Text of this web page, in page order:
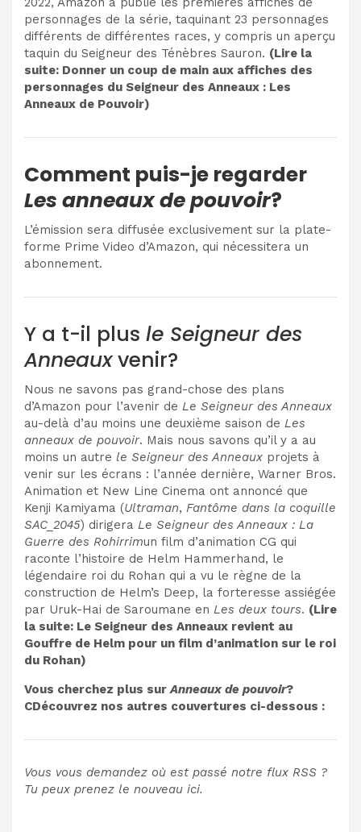
personnages de la série, taquinant 23 personnages
différents de différentes races, y compris un aperçu
taquin du Seigneur des Ténèbres Sauron. (Lire la
suite: Donner un coup de main aux affiches des
personnages du Seigneur des Anneaux : Les
Anneaux de Pouvoir)
Comment puis-je regarder
Les anneaux de pouvoir?
L’émission sera diffusée exclusivement sur la plate-
forme Prime Video d’Amazon, qui nécessitera un
abonnement.
Y a t-il plus le Seigneur des
Anneauxvenir?
Nous ne savons pas grand-chose des plans
d’Amazon pour l’avenir de Le Seigneur des Anneaux
au-delà d’au moins une deuxième saison de Les
anneaux de pouvoir. Mais nous savons qu’il y a au
moins un autre le Seigneur des Anneaux projets à
venir sur les écrans : l’année dernière, Warner Bros.
Animation et New Line Cinema ont annoncé que
Kenji Kamiyama (Ultraman, Fantôme dans la coquille
SAC_2045) dirigera Le Seigneur des Anneaux : La
Guerre des Rohirrimun film d’animation CG qui
raconte l’histoire de Helm Hammerhand, le
légendaire roi du Rohan qui a vu le règne de la
construction de Helm’s Deep, la forteresse assiégée
par Uruk-Hai de Saroumane en Les deux tours. (Lire
la suite: Le Seigneur des Anneaux revient au
Gouffre de Helm pour un film d’animation sur le roi
du Rohan)
Vous cherchez plus surAnneaux de pouvoir?
CDécouvrez nos autres couvertures ci-dessous :
Vous vous demandez où est passé notre flux RSS ?
Tu peux prenez le nouveau ici.